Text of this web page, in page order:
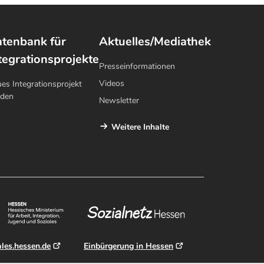
für
Integrationsprojekt
Aktuelles/Mediathek
Presseinformationen
Videos
Newsletter
Weitere Inhalte
Einbürgerung in Hessen